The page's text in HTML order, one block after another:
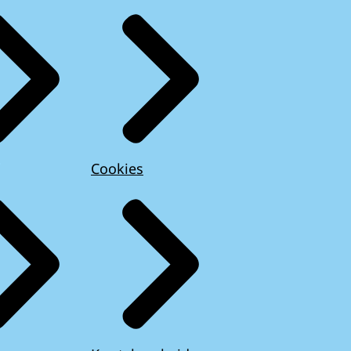
Cookies